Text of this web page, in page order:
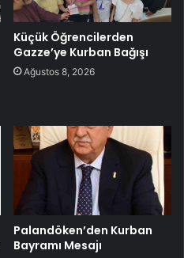
Küçük Öğrencilerden
Gazze’ye Kurban Bağışı
Ağustos 8, 2026
Palandöken’den Kurban
Bayramı Mesajı